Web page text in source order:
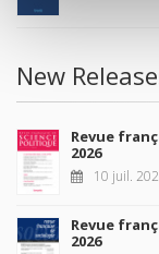
New
Revue
2026
10 juil.
Revue
2026